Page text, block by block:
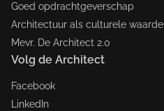
Goed opdrachtgeverschap
Architectuur als culturele waarde
Mevr. De Architect 2.0
Volg de Architect
Facebook
LinkedIn